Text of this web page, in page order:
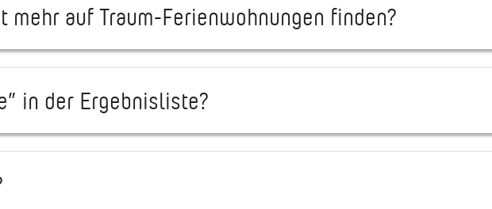
auf Traum-Ferienwohnungen finden?
in der Ergebnisliste?